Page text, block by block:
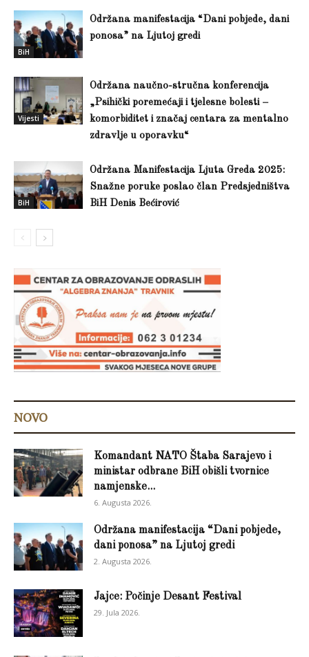
BiH
Održana manifestacija “Dani pobjede, dani
ponosa” na Ljutoj gredi
Vijesti
Održana naučno-stručna konferencija
„Psihički poremećaji i tjelesne bolesti –
komorbiditet i značaj centara za mentalno
zdravlje u oporavku“
BiH
Održana Manifestacija Ljuta Greda 2025:
Snažne poruke poslao član Predsjedništva
BiH Denis Bećirović
NOVO
Komandant NATO Štaba Sarajevo i
ministar odbrane BiH obišli tvornice
namjenske...
6. Augusta 2026.
Održana manifestacija “Dani pobjede,
dani ponosa” na Ljutoj gredi
2. Augusta 2026.
Jajce: Počinje Desant Festival
29. Jula 2026.